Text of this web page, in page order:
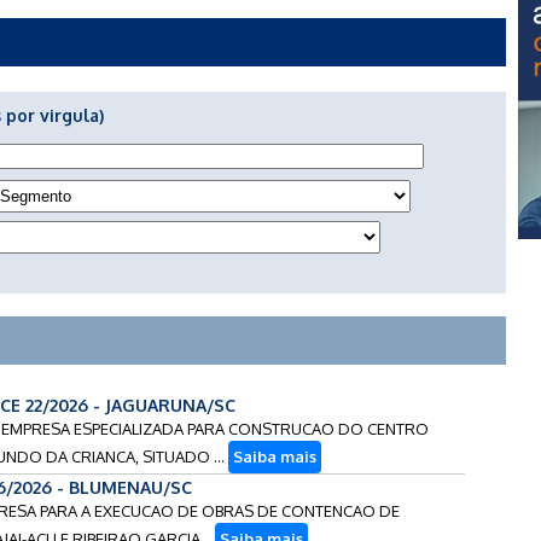
por virgula)
22/2026 - JAGUARUNA/SC
ESPECIALIZADA PARA CONSTRUCAO DO CENTRO
DA CRIANCA, SITUADO ... Saiba mais
2026 - BLUMENAU/SC
PARA A EXECUCAO DE OBRAS DE CONTENCAO DE